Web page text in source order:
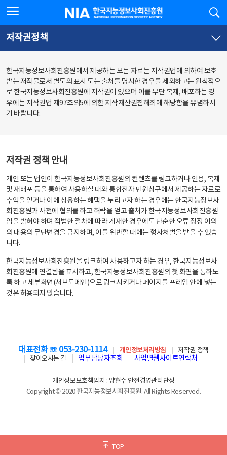
문
로
가
체
뉴
바
가
한국지능정보사회진흥원
저작권정책
한국지능정보사회진흥원에서 제공하는 모든 자료는 저작권법에 의하여 보호
받는 저작물로서 별도의 표시 도는 출처를 명시한 경우를 제외하고는 원칙적으
로 한국지능정보사회진흥원에 저작권이 있으며 이를 무단 복제, 배포하는 경
우에는 저작권법 제97조의5에 의한 저작재산권침해죄에 해당함을 유념하시
기 바랍니다.
저작권 정책 안내
개인 또는 법인이 한국지능정보사회진흥원의 컨텐츠를 링크하거나 인용, 복제
및 재배포 등을 통하여 사용하실 때와 통합전자 민원창구에서 제공하는 자료로
수익을 얻거나 이에 상응하는 혜택을 누리고자 하는 경우에는 한국지능정보사
회진흥원과 사전에 협의를 하고 허락을 얻고 출처가 한국지능정보사회진흥원
임을 밝혀야 하며 적법한 절차에 따라 게재한 경우에도 단순한 오류 정정 이외
의 내용의 무단변경을 금지하며, 이를 위반할 때에는 형사처벌을 받을 수 있습
니다.
한국지능정보사회진흥원을 링크하여 사용하고자 하는 경우, 한국지능정보사
회진흥원에 연결됨을 표시하고, 한국지능정보사회진흥원의 첫 화면을 통하도
록 하고 세부화면(서브도메인)으로 링크시키거나 페이지를 프레임 안에 넣는
것은 허용되지 않습니다.
TOP
대표전화 ☏ 053-230-1114 개인정보처리방침
저작권 정책
찾아오시는 길
업무담당자조회 사업별웹사이트연락처
개인정보보호책임자 : 양현수 안전경영관리단장
Copyright © 2020 한국지능정보사회진흥원. All Rights Reserved.